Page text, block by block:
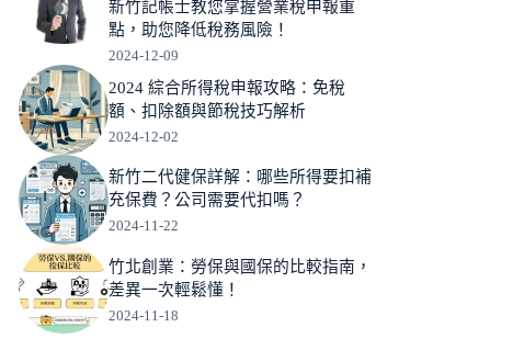
新竹記帳士教您掌握營業稅申報重
點，助您降低稅務風險！
2024-12-09
2024 綜合所得稅申報攻略：免稅
額、扣除額與節稅技巧解析
2024-12-02
新竹二代健保詳解：哪些所得要扣補
充保費？公司需要代扣嗎？
2024-11-22
竹北創業：勞保與國保的比較指南，
差異一次輕鬆懂！
2024-11-18